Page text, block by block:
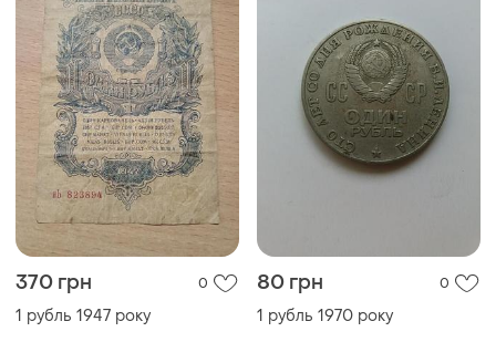
370 грн 0
1 рубль 1947 року
80 грн 0
1 рубль 1970 року